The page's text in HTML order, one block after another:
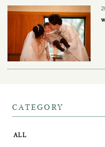
CATEGORY
ALL